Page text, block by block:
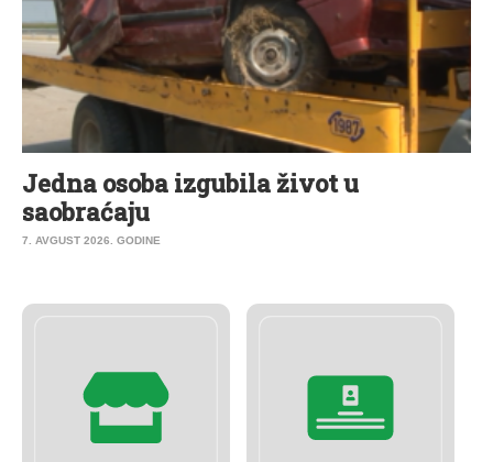
Jedna osoba izgubila život u
saobraćaju
7. AVGUST 2026. GODINE